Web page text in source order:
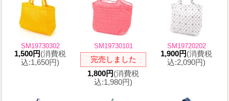
SM19730302
1,500円(消費税
込:1,650円)
SM19730101
完売しました
1,800円(消費税
込:1,980円)
SM19720202
1,900円(消費税
込:2,090円)